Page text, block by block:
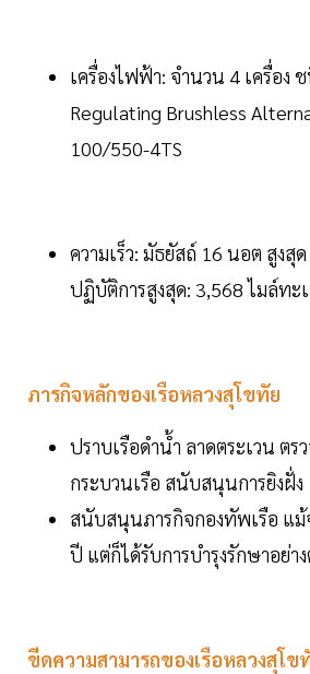
เครื่องไฟฟ้า: จำนวน 4 เครื่อง
Regulating Brushless
100/550-4TS
ความเร็ว: มัธยัสถ์ 16 นอต สูงสุ
ปฏิบัติการสูงสุด: 3,568 ไมล์ทะ
ภารกิจหลักของเรือหลวงสุโขทัย
ปราบเรือดำน้ำ ลาดตระเวน ต
กระบวนเรือ สนับสนุนการยิงฝั่ง
สนับสนุนภารกิจกองทัพเรือ แม้
ปี แต่ก็ได้รับการบำรุงรักษาอย่า
ขีดความสามารถของเรือหลวงสุโข